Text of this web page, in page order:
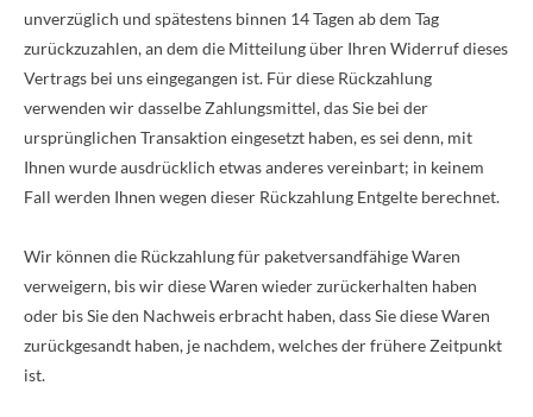
unverzüglich und spätestens binnen 14Tagen ab dem Tag
zurückzuzahlen, an dem die Mitteilung über Ihren Widerruf dieses
Vertrags bei uns eingegangen ist. Für diese Rückzahlung
verwenden wir dasselbe Zahlungsmittel, das Sie bei der
ursprünglichen Transaktion eingesetzt haben, es sei denn, mit
Ihnen wurde ausdrücklich etwas anderes vereinbart; in keinem
Fall werden Ihnen wegen dieser Rückzahlung Entgelte berechnet.
Wir können die Rückzahlung für paketversandfähige Waren
verweigern, bis wir diese Waren wieder zurückerhalten haben
oder bis Sie den Nachweis erbracht haben, dass Sie diese Waren
zurückgesandt haben, je nachdem, welches der frühere Zeitpunkt
ist.